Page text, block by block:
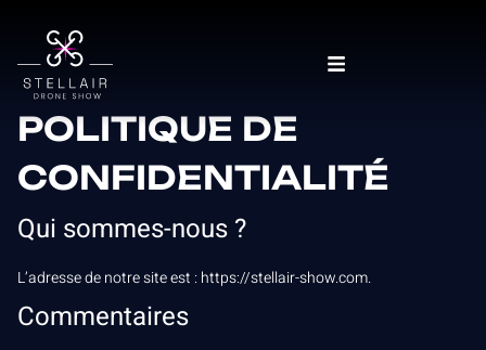
POLITIQUE DE
CONFIDENTIALITÉ
Qui sommes-nous ?
L’adresse de notre site est : https://stellair-show.com.
Commentaires